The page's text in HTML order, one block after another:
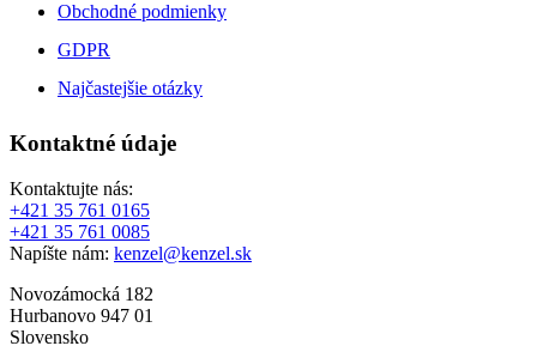
Obchodné podmienky
GDPR
Najčastejšie otázky
Kontaktné údaje
Kontaktujte nás:
+421 35 761 0165
+421 35 761 0085
Napíšte nám: kenzel@kenzel.sk
Novozámocká 182
Hurbanovo 947 01
Slovensko